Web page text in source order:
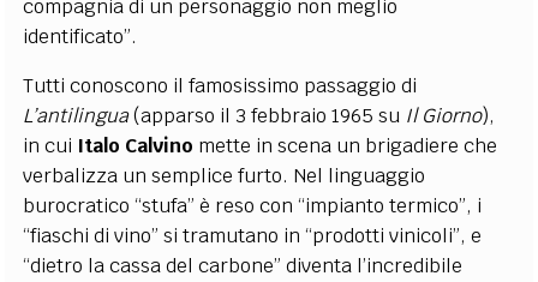
compagnia di un personaggio non meglio
identificato”.
Tutti conoscono il famosissimo passaggio di
L’antilingua(apparso il 3 febbraio 1965 su Il Giorno),
in cui Italo Calvino mette in scena un brigadiere che
verbalizza un semplice furto. Nel linguaggio
burocratico “stufa” è reso con “impianto termico”, i
“fiaschi di vino” si tramutano in “prodotti vinicoli”, e
“dietro la cassa del carbone” diventa l’incredibile